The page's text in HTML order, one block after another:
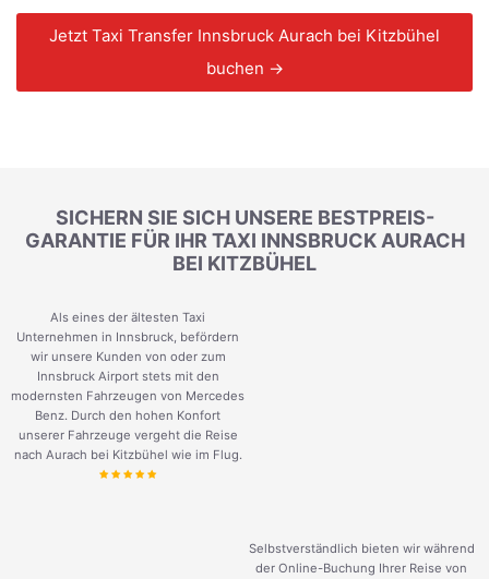
Jetzt Taxi Transfer Innsbruck Aurach bei Kitzbühel
buchen →
SICHERN SIE SICH UNSERE BESTPREIS-
GARANTIE FÜR IHR TAXI INNSBRUCK AURACH
BEI KITZBÜHEL
Als eines der ältesten Taxi
Unternehmen in Innsbruck, befördern
wir unsere Kunden von oder zum
Innsbruck Airport stets mit den
modernsten Fahrzeugen von Mercedes
Benz. Durch den hohen Konfort
unserer Fahrzeuge vergeht die Reise
nach Aurach bei Kitzbühel wie im Flug.
Selbstverständlich bieten wir während
der Online-Buchung Ihrer Reise von